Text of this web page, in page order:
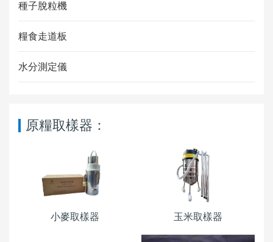
種子脫粒機
糧食走道板
水分測定儀
原糧取樣器：
小麥取樣器 玉米取樣器